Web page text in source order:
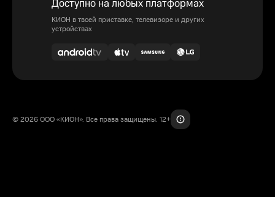
Доступно на любых платформах
КИОН в твоей приставке, телевизоре и других
устройствах
© 2026 ООО «КИОН». Все права защищены. 12+